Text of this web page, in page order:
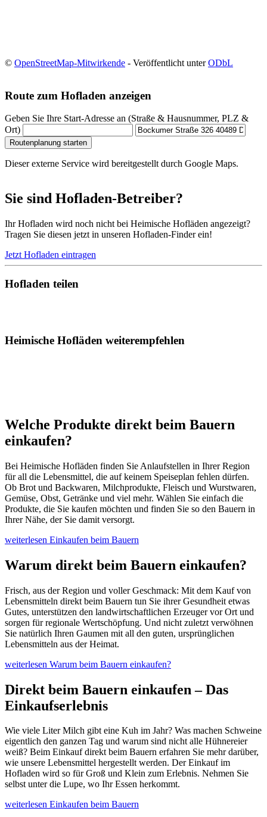
© OpenStreetMap-Mitwirkende - Veröffentlicht unterODbL
Route zum Hofladen anzeigen
Geben Sie Ihre Start-Adresse an (Straße & Hausnummer, PLZ &
Ort)
Routenplanung starten
Dieser externe Service wird bereitgestellt durch Google Maps.
Sie sind Hofladen-Betreiber?
Ihr Hofladen wird noch nicht bei Heimische Hofläden angezeigt?
Tragen Sie diesen jetzt in unseren Hofladen-Finder ein!
Jetzt Hofladen eintragen
Hofladen teilen
Heimische Hofläden weiterempfehlen
Welche Produkte direkt beim Bauern
einkaufen?
Bei Heimische Hofläden finden Sie Anlaufstellen in Ihrer Region
für all die Lebensmittel, die auf keinem Speiseplan fehlen dürfen.
Ob Brot und Backwaren, Milchprodukte, Fleisch und Wurstwaren,
Gemüse, Obst, Getränke und viel mehr. Wählen Sie einfach die
Produkte, die Sie kaufen möchten und finden Sie so den Bauern in
Ihrer Nähe, der Sie damit versorgt.
weiterlesen Einkaufen beim Bauern
Warum direkt beim Bauern einkaufen?
Frisch, aus der Region und voller Geschmack: Mit dem Kauf von
Lebensmitteln direkt beim Bauern tun Sie ihrer Gesundheit etwas
Gutes, unterstützen den landwirtschaftlichen Erzeuger vor Ort und
sorgen für regionale Wertschöpfung. Und nicht zuletzt verwöhnen
Sie natürlich Ihren Gaumen mit all den guten, ursprünglichen
Lebensmitteln aus der Heimat.
weiterlesen Warum beim Bauern einkaufen?
Direkt beim Bauern einkaufen – Das
Einkaufserlebnis
Wie viele Liter Milch gibt eine Kuh im Jahr? Was machen Schweine
eigentlich den ganzen Tag und warum sind nicht alle Hühnereier
weiß? Beim Einkauf direkt beim Bauern erfahren Sie mehr darüber,
wie unsere Lebensmittel hergestellt werden. Der Einkauf im
Hofladen wird so für Groß und Klein zum Erlebnis. Nehmen Sie
selbst unter die Lupe, wo Ihr Essen herkommt.
weiterlesen Einkaufen beim Bauern